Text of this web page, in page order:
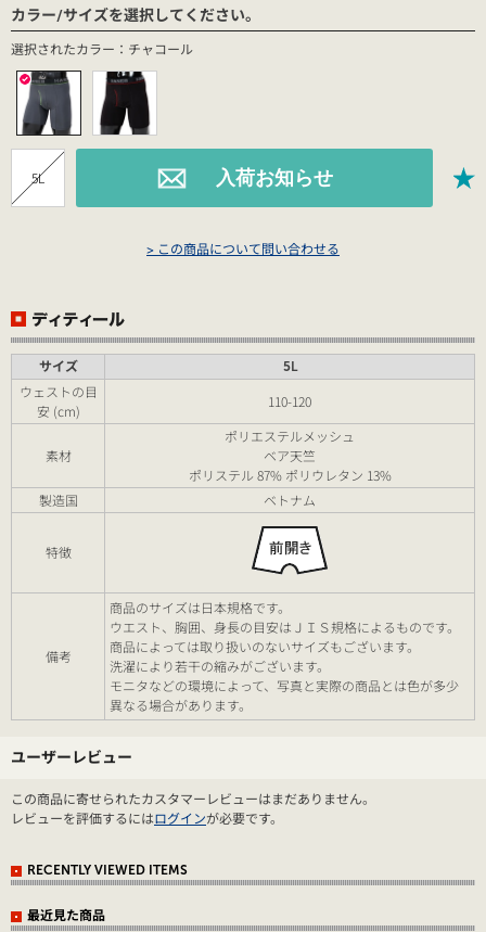
カラー/サイズを選択してください。
選択されたカラー：チャコール
5L
> この商品について問い合わせる
サイズ 5L
ウェストの目
安 (cm)
110-120
素材
ポリエステルメッシュ
ベア天竺
ポリステル 87% ポリウレタン 13%
製造国
ベトナム
特徴
備考
商品のサイズは日本規格です。
ウエスト、胸囲、身長の目安はＪＩＳ規格によるものです。
商品によっては取り扱いのないサイズもございます。
洗濯により若干の縮みがございます。
モニタなどの環境によって、写真と実際の商品とは色が多少
異なる場合があります。
ユーザーレビュー
この商品に寄せられたカスタマーレビューはまだありません。
レビューを評価するにはログインが必要です。
RECENTLY VIEWED ITEMS
最近見た商品